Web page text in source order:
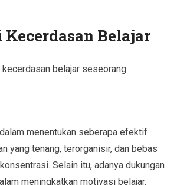
Belajar
belajar seseorang:
menentukan seberapa efektif
yang tenang, terorganisir, dan bebas
Selain itu, adanya dukungan
meningkatkan motivasi belajar.